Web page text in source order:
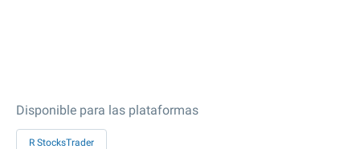
Disponible para las plataformas
R StocksTrader